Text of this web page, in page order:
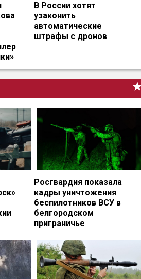
В России хотят
узаконить
автоматические
штрафы с дронов
Росгвардия показала
кадры уничтожения
беспилотников ВСУ в
белгородском
приграничье